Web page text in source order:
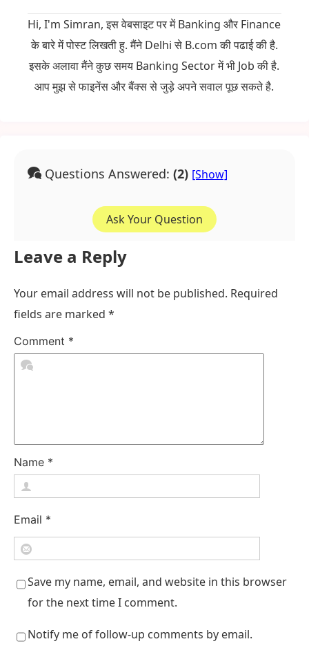
Hi, I'm Simran, इस वेबसाइट पर में Banking और Finance
के बारे में पोस्ट लिखती हु. मैंने Delhi से B.com की पढाई की है.
इसके अलावा मैंने कुछ समय Banking Sector में भी Job की है.
आप मुझ से फाइनेंस और बैंक्स से जुड़े अपने सवाल पूछ सकते है.
Questions Answered: (2)
Ask Your Question
Leave a Reply
Your email address will not be published. Required
fields are marked *
Comment *
Name *
Email *
Save my name, email, and website in this browser
for the next time I comment.
Notify me of follow-up comments by email.